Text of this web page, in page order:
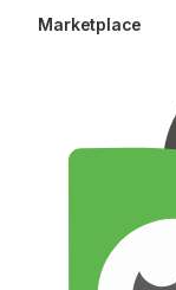
Marketplace